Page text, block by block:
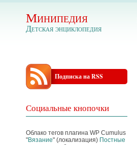
Минипедия
Детская энциклопедия
Подписка на RSS
Социальные кнопочки
Облако тегов плагина WP Cumulus
"Вязание" (локализация) Постные